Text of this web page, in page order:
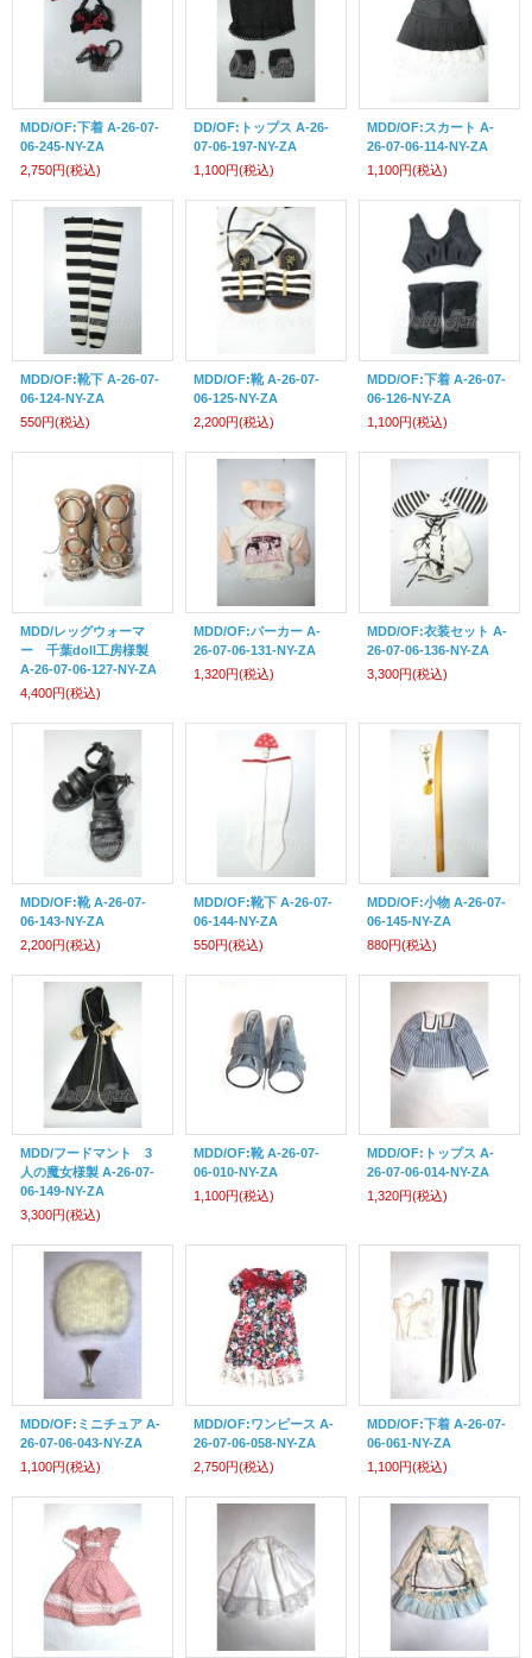
MDD/OF:下着 A-26-07-
06-245-NY-ZA
2,750円(税込)
DD/OF:トップス A-26-
07-06-197-NY-ZA
1,100円(税込)
MDD/OF:スカート A-
26-07-06-114-NY-ZA
1,100円(税込)
MDD/OF:靴下 A-26-07-
06-124-NY-ZA
550円(税込)
MDD/OF:靴 A-26-07-
06-125-NY-ZA
2,200円(税込)
MDD/OF:下着 A-26-07-
06-126-NY-ZA
1,100円(税込)
MDD/レッグウォーマ
ー 千葉doll工房様製
A-26-07-06-127-NY-ZA
4,400円(税込)
MDD/OF:パーカー A-
26-07-06-131-NY-ZA
1,320円(税込)
MDD/OF:衣装セット A-
26-07-06-136-NY-ZA
3,300円(税込)
MDD/OF:靴 A-26-07-
06-143-NY-ZA
2,200円(税込)
MDD/OF:靴下 A-26-07-
06-144-NY-ZA
550円(税込)
MDD/OF:小物 A-26-07-
06-145-NY-ZA
880円(税込)
MDD/フードマント 3
人の魔女様製 A-26-07-
06-149-NY-ZA
3,300円(税込)
MDD/OF:靴 A-26-07-
06-010-NY-ZA
1,100円(税込)
MDD/OF:トップス A-
26-07-06-014-NY-ZA
1,320円(税込)
MDD/OF:ミニチュア A-
26-07-06-043-NY-ZA
1,100円(税込)
MDD/OF:ワンピース A-
26-07-06-058-NY-ZA
2,750円(税込)
MDD/OF:下着 A-26-07-
06-061-NY-ZA
1,100円(税込)